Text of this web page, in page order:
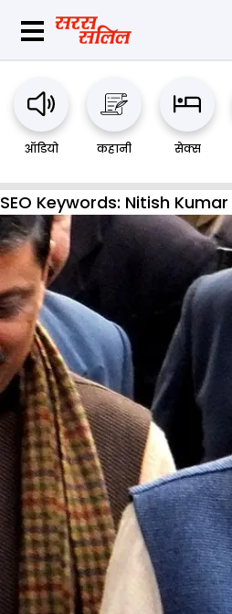
ऑडियो कहानी सेक्स
SEO Keywords: Nitish Kumar